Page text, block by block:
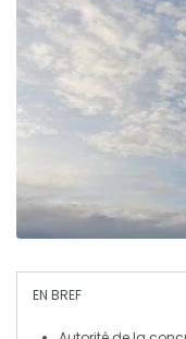
EN BREF